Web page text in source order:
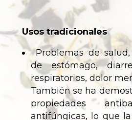
Usos tradicionales
Problemas de
de estómago,
respiratorios, dolor
También se ha
propiedades
antifúngicas, lo que